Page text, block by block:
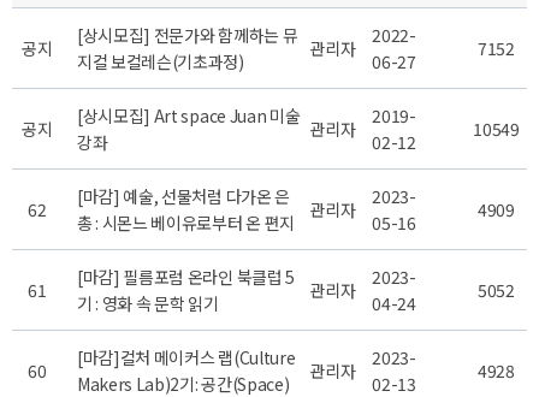
공지
[상시모집] 전문가와 함께하는 뮤
지컬 보컬레슨(기초과정)
관리자
2022-
06-27
7152
공지
[상시모집] Art space Juan 미술
강좌
관리자
2019-
02-12
10549
62
[마감] 예술, 선물처럼 다가온 은
총 : 시몬느 베이유로부터 온 편지
관리자
2023-
05-16
4909
61
[마감] 필름포럼 온라인 북클럽 5
기 : 영화 속 문학 읽기
관리자
2023-
04-24
5052
60
[마감]컬처 메이커스 랩(Culture
Makers Lab)2기: 공간(Space)
관리자
2023-
02-13
4928